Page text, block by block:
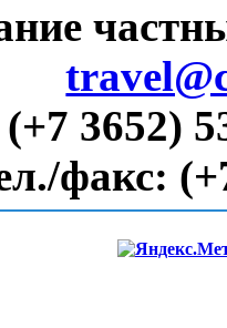
(+7 3652)
факс: